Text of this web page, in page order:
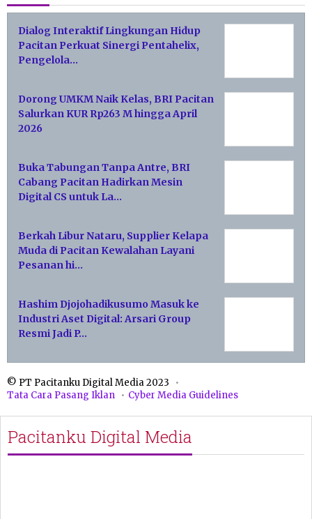
Dialog Interaktif Lingkungan Hidup
Pacitan Perkuat Sinergi Pentahelix,
Pengelola…
Dorong UMKM Naik Kelas, BRI Pacitan
Salurkan KUR Rp263 M hingga April
2026
Buka Tabungan Tanpa Antre, BRI
Cabang Pacitan Hadirkan Mesin
Digital CS untuk La…
Berkah Libur Nataru, Supplier Kelapa
Muda di Pacitan Kewalahan Layani
Pesanan hi…
Hashim Djojohadikusumo Masuk ke
Industri Aset Digital: Arsari Group
Resmi Jadi P…
© PT Pacitanku Digital Media 2023
Tata Cara Pasang Iklan
Cyber Media Guidelines
Pacitanku Digital Media